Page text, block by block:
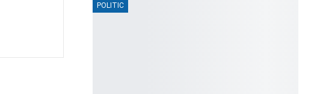
POLITIC